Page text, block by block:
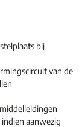
bij
van de
aanwezig